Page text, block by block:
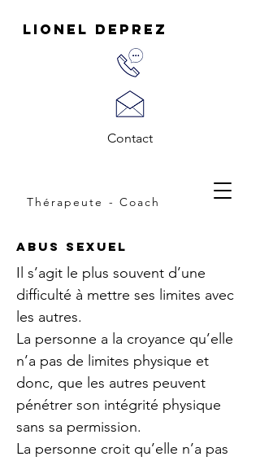
LIONEL DEPREZ
Thérapeute - Coach
Contact
Abus Sexuel
Il s’agit le plus souvent d’une
difficulté à mettre ses limites avec
les autres.
La personne a la croyance qu’elle
n’a pas de limites physique et
donc, que les autres peuvent
pénétrer son intégrité physique
sans sa permission.
La personne croit qu’elle n’a pas